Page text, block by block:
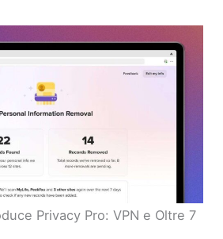
Privacy Pro: VPN e Oltre 7